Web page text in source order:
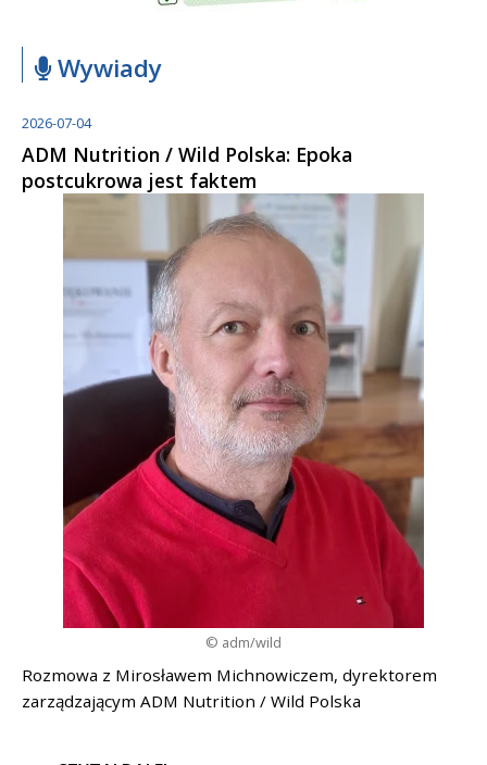
Wywiady
2026-07-04
ADM Nutrition / Wild Polska: Epoka
postcukrowa jest faktem
© adm/wild
Rozmowa z Mirosławem Michnowiczem, dyrektorem
zarządzającym ADM Nutrition / Wild Polska